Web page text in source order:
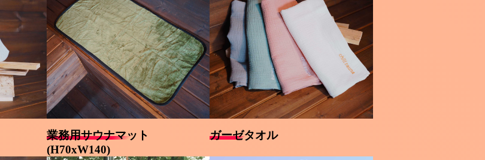
業務用サウナマット
(H70xW140)
ガーゼタオル